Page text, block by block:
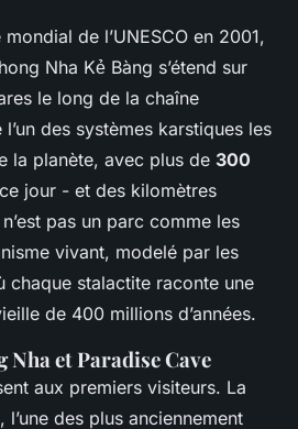
de l’UNESCO en 2001,
Nha Kẻ Bàng s’étend sur
le long de la chaîne
des systèmes karstiques les
la planète, avec plus de 300
jour - et des kilomètres
pas un parc comme les
vivant, modelé par les
chaque stalactite raconte une
de 400 millions d’années.
Nha et Paradise Cave
aux premiers visiteurs. La
des plus anciennement